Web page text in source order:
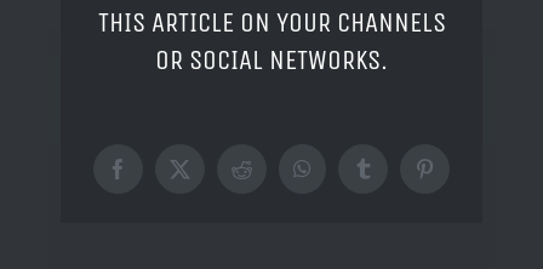
THIS ARTICLE ON YOUR CHANNELS
OR SOCIAL NETWORKS.
Facebook
X RedditWhatsAppTumblrPinterest